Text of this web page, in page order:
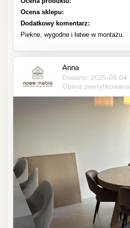
Ocena sklepu:
Dodatkowy komentarz:
Piekne, wygodne i łatwe w montażu.
Anna
Dodano: 2025-05-04
Opinia zweryfikowana